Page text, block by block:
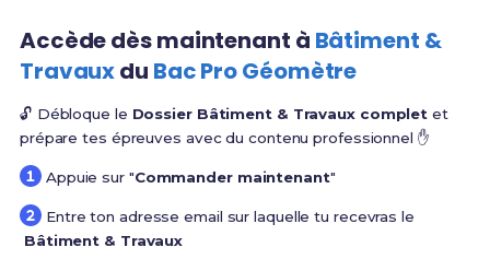
Accède dès maintenant à Bâtiment &
Travauxdu Bac Pro Géomètre
🔓 Débloque le Dossier Bâtiment & Travaux complet et
prépare tes épreuves avec du contenu professionnel ✋
Appuie sur "Commander maintenant"
Entre ton adresse email sur laquelle tu recevras le
Bâtiment & Travaux